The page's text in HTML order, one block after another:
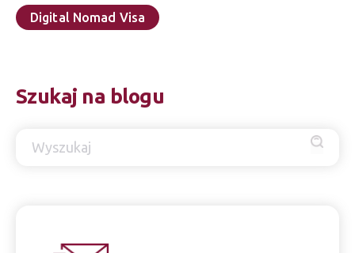
Digital Nomad Visa
Szukaj na blogu